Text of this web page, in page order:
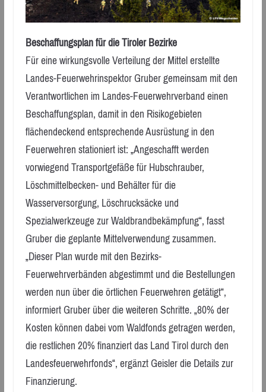
Beschaffungsplan für die Tiroler Bezirke
Für eine wirkungsvolle Verteilung der Mittel erstellte
Landes-Feuerwehrinspektor Gruber gemeinsam mit den
Verantwortlichen im Landes-Feuerwehrverband einen
Beschaffungsplan, damit in den Risikogebieten
flächendeckend entsprechende Ausrüstung in den
Feuerwehren stationiert ist: „Angeschafft werden
vorwiegend Transportgefäße für Hubschrauber,
Löschmittelbecken- und Behälter für die
Wasserversorgung, Löschrucksäcke und
Spezialwerkzeuge zur Waldbrandbekämpfung“, fasst
Gruber die geplante Mittelverwendung zusammen.
„Dieser Plan wurde mit den Bezirks-
Feuerwehrverbänden abgestimmt und die Bestellungen
werden nun über die örtlichen Feuerwehren getätigt“,
informiert Gruber über die weiteren Schritte. „80% der
Kosten können dabei vom Waldfonds getragen werden,
die restlichen 20% finanziert das Land Tirol durch den
Landesfeuerwehrfonds“, ergänzt Geisler die Details zur
Finanzierung.